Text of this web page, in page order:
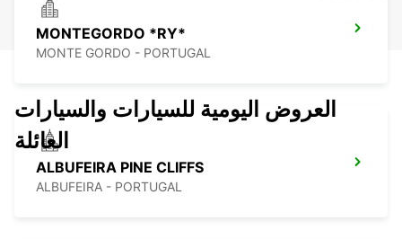
MONTEGORDO *RY*
MONTE GORDO - PORTUGAL
ALBUFEIRA PINE CLIFFS
ALBUFEIRA - PORTUGAL
العروض اليومية للسيارات والسيارات
العائلة